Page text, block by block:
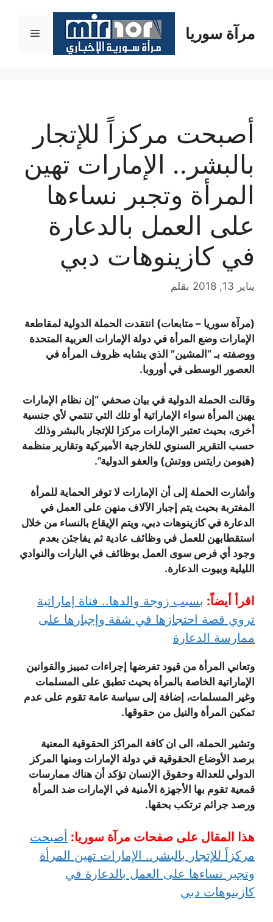
المحتوىمرآة سوريا القائمة
أصبحت مركزاً للإتجار
بالبشر.. الإمارات تهين
المرأة وتجبر نساءها
على العمل بالدعارة
في كازينوهات دبي
يناير 13, 2018 بقلم
(مرآة سوريا – متابعات) انتقدت الحملة الدولية لمقاطعة ​
الإمارات وضع ​المرأة​ في دولة ​الإمارات العربية المتحدة​
ووصفته بـ “المشين” الذي يشابه ظروف المرأة في
العصور الوسطى في ​أوروبا​.
وقالت الحملة الدولية في بيان صحفي “إن نظام الإمارات
يهين المرأة سواء الإماراتية أو تلك التي تنتمي لأي جنسية
أخرى، بحيث تعتبر الإمارات مركزا للإتجار بالبشر وذلك
حسب ​التقرير السنوي​ للخارجية الأميركية وتقارير منظمة
(​هيومن رايتس ووتش​) والعفو الدولية”.
وأشارت الحملة إلى أن الإمارات لا توفر الحماية للمرأة
المغتربة بحيث يتم إجبار الآلاف منهن على العمل في
الدعارة في كازينوهات دبي، ويتم الإيقاع بالنساء من خلال
استقطابهن للعمل في وظائف عادية ثم يفاجئن بعدم
وجود أي فرص سوى العمل بوظائف في البارات والنوادي
الليلية وبيوت الدعارة.
اقرأ أيضاً: بسبب زوجة والدها.. فتاة إماراتية
تروي قصة احتجازها في شقة وإجبارها على
ممارسة الدعارة
وتعاني المرأة من قيود تفرضها إجراءات تمييز والقوانين
الإماراتية الخاصة بالمرأة بحيث تطبق على المسلمات
وغير المسلمات، إضافة إلى سياسة عامة تقوم على عدم
تمكين المرأة والنيل من حقوقها.
وتشير الحملة، الى ان كافة المراكز الحقوقية المعنية
برصد الأوضاع الحقوقية في دولة الإمارات ومنها المركز
الدولي للعدالة و​حقوق الإنسان​ تؤكد أن هناك ممارسات
قمعية تقوم بها الأجهزة الأمنية في الإمارات ضد المرأة
ورصد جرائم ترتكب بحقها.
هذا المقال على صفحات مرآة سوريا: أصبحت
مركزاً للإتجار بالبشر.. الإمارات تهين المرأة
وتجبر نساءها على العمل بالدعارة في
كازينوهات دبي